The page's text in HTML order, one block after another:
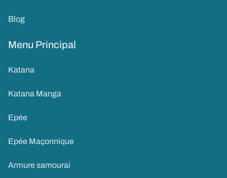
Blog
Menu Principal
Katana
Katana Manga
Epée
Epée Maçonnique
Armure samourai